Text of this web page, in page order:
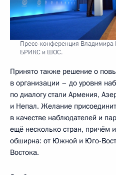
Пресс-конференция Владимира
БРИКС и ШОС.
Принято также решение о
в организации – до уровня
по диалогу стали Армения,
и Непал. Желание
в качестве наблюдателей и
ещё несколько стран, причём
обширна: от Южной и Юго-
Востока.